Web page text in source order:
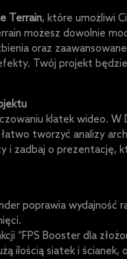
Terrain, które umożliwi
możesz dowolnie
oraz
Twój projekt
klatek wideo.
tworzyć analizy
i zadbaj o prezentację,
poprawia wydajność
“FPS Booster dla
ilością siatek i